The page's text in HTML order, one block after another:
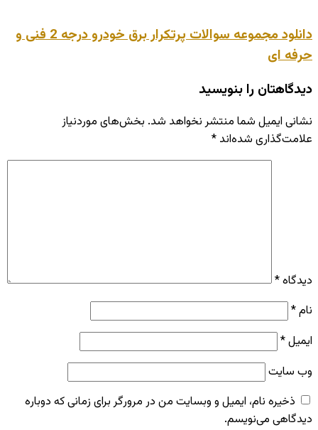
دانلود مجموعه سوالات پرتکرار برق خودرو درجه 2 فنی و
حرفه ای
دیدگاهتان را بنویسید
نشانی ایمیل شما منتشر نخواهد شد. بخش‌های موردنیاز
علامت‌گذاری شده‌اند *
دیدگاه*
نام*
ایمیل*
وب‌ سایت
ذخیره نام، ایمیل و وبسایت من در مرورگر برای زمانی که دوباره
دیدگاهی می‌نویسم.